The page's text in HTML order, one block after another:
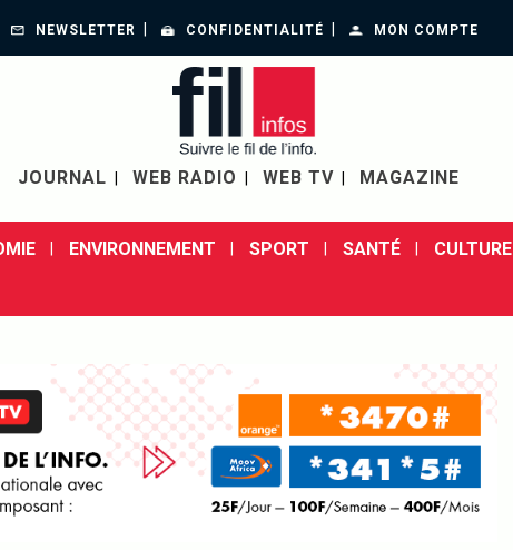
NEWSLETTER CONFIDENTIALITÉ MON COMPTE
JOURNAL WEB RADIO WEB TV MAGAZINE
ENVIRONNEMENT SPORT SANTÉ CULTURE